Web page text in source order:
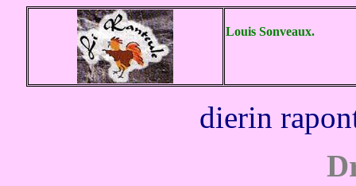
Louis Sonveaux.
dierin